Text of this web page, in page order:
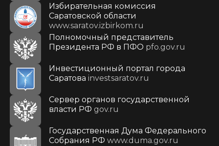
Избирательная комиссия
Саратовской области
www.saratov.izbirkom.ru
Полномочный представитель
Президента РФ в ПФО pfo.gov.ru
Инвестиционный портал города
Саратова investsaratov.ru
Сервер органов государственной
власти РФ gov.ru
Государственная Дума Федерального
Собрания РФ www.duma.gov.ru